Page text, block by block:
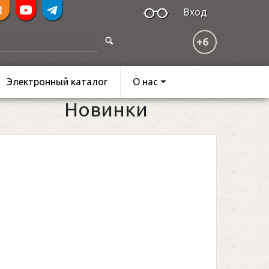
Вход
+6
Электронный каталог О нас
Новинки